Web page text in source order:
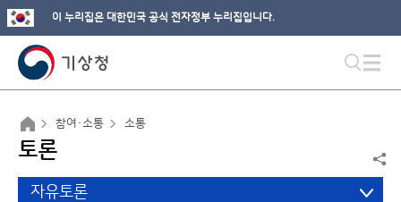
이 누리집은 대한민국 공식 전자정부 누리집입니다.
참여·소통 소통
토론
자유토론